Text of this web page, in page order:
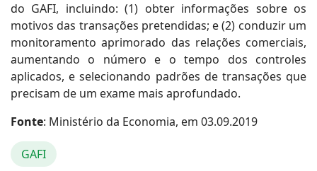
do GAFI, incluindo: (1) obter informações sobre os
motivos das transações pretendidas; e (2) conduzir um
monitoramento aprimorado das relações comerciais,
aumentando o número e o tempo dos controles
aplicados, e selecionando padrões de transações que
precisam de um exame mais aprofundado.
Fonte: Ministério da Economia, em 03.09.2019
GAFI